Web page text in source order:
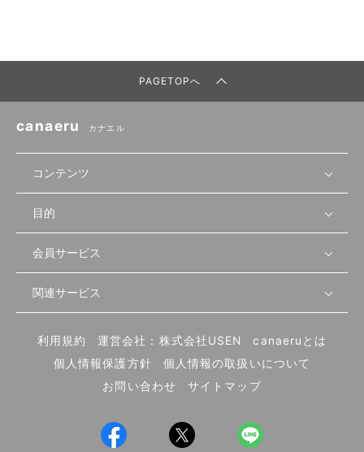
PAGETOPへ
canaeru カナエル
コンテンツ
無料開業相談
セミナー情報
セミナー動画
物件を探す
首都圏
北海道
先輩開業者の声
開業・経営に関する記事
編集ポリシー
業態別の開業方法
UIターン開業特集
目的
店舗運営
物件
内装・設備
食材・仕入れ
会員サービス
会員登録
ログイン
関連サービス
飲食店サクセスガイド（外部サイト）
利用規約 運営会社：株式会社USEN
canaeruとは
個人情報保護方針
個人情報の取扱いについて
お問い合わせ
サイトマップ